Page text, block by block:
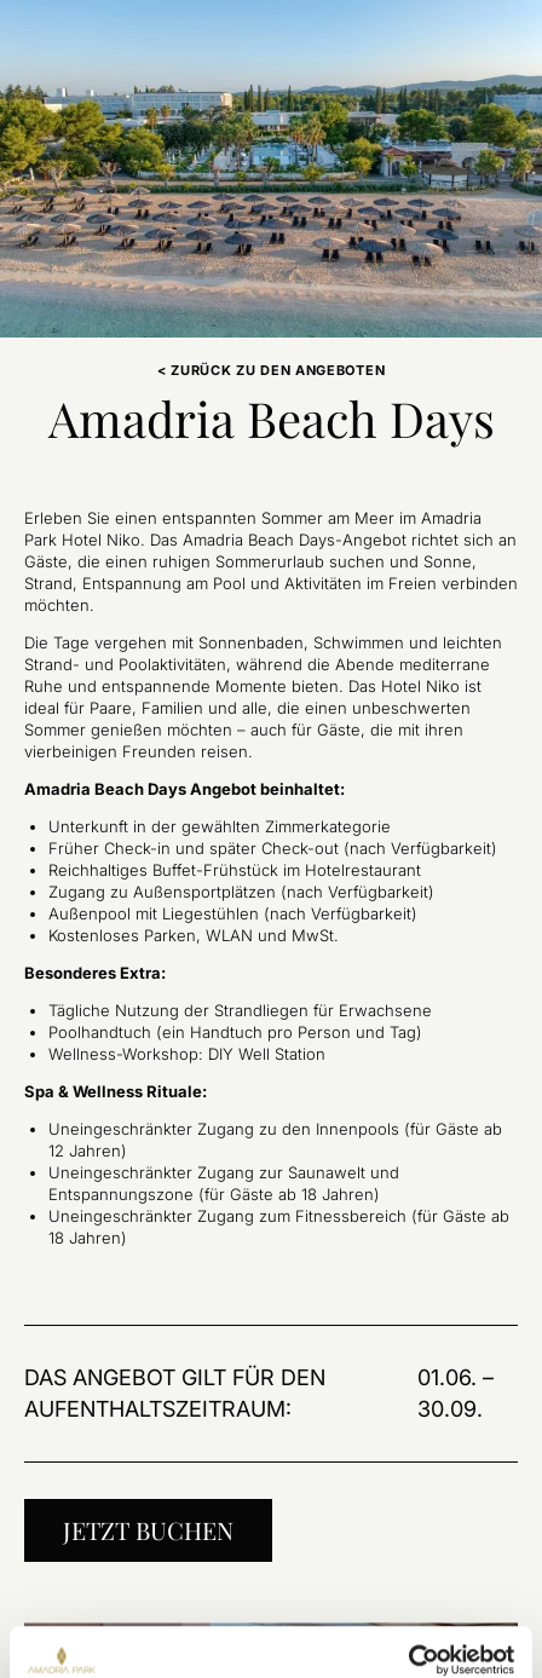
< ZURÜCK ZU DEN ANGEBOTEN
Amadria Beach Days
Erleben Sie einen entspannten Sommer am Meer im Amadria
Park Hotel Niko. Das Amadria Beach Days-Angebot richtet sich an
Gäste, die einen ruhigen Sommerurlaub suchen und Sonne,
Strand, Entspannung am Pool und Aktivitäten im Freien verbinden
möchten.
Die Tage vergehen mit Sonnenbaden, Schwimmen und leichten
Strand- und Poolaktivitäten, während die Abende mediterrane
Ruhe und entspannende Momente bieten. Das Hotel Niko ist
ideal für Paare, Familien und alle, die einen unbeschwerten
Sommer genießen möchten – auch für Gäste, die mit ihren
vierbeinigen Freunden reisen.
Amadria Beach Days Angebot beinhaltet:
Unterkunft in der gewählten Zimmerkategorie
Früher Check-in und später Check-out (nach Verfügbarkeit)
Reichhaltiges Buffet-Frühstück im Hotelrestaurant
Zugang zu Außensportplätzen (nach Verfügbarkeit)
Außenpool mit Liegestühlen (nach Verfügbarkeit)
Kostenloses Parken, WLAN und MwSt.
Besonderes Extra:
Tägliche Nutzung der Strandliegen für Erwachsene
Poolhandtuch (ein Handtuch pro Person und Tag)
Wellness-Workshop: DIY Well Station
Spa & Wellness Rituale:
Uneingeschränkter Zugang zu den Innenpools (für Gäste ab
12 Jahren)
Uneingeschränkter Zugang zur Saunawelt und
Entspannungszone (für Gäste ab 18 Jahren)
Uneingeschränkter Zugang zum Fitnessbereich (für Gäste ab
18 Jahren)
DAS ANGEBOT GILT FÜR DEN
AUFENTHALTSZEITRAUM:
01.06. –
30.09.
JETZT BUCHEN